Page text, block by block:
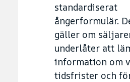
standardiserat
ångerformulär.
gäller om
underlåter att
information om
tidsfrister och